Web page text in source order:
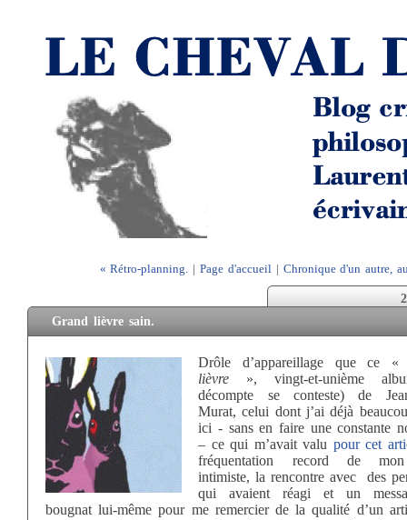
« Rétro-planning. |Page d'accueil| Chronique d'un autre,
Grand lièvre sain.
Drôle d’appareillage que ce
lièvre », vingt-et-unième
décompte se conteste) de
Murat, celui dont j’ai déjà
ici - sans en faire une constante
– ce qui m’avait valu pour cet
fréquentation record de
intimiste, la rencontre avec des
qui avaient réagi et un
bougnat lui-même pour me remercier de la qualité d’un